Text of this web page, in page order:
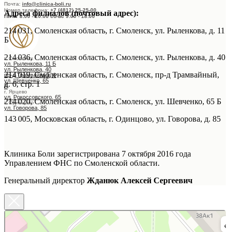
Почта: info@clinica-boli.ru
Номер телефона: +7 (4812) 25-25-00
Пн-пт 8:00 - 20:00 сб-вс 9:00 - 18:00
г. Смоленск
ул. Рыленкова, 11 Б
ул. Рыленкова, 40
пр-д Трамвайный, 6
ул. Шевченко, 65
Б
г. Ярцево
ул. Рокоссовского, 65
г. Одинцово
ул. Говорова, 85
Адреса филиалов (почтовый адрес):
214 031, Смоленская область, г. Смоленск, ул. Рыленкова, д. 11
Б
214 036, Смоленская область, г. Смоленск, ул. Рыленкова, д. 40
​214 019, Смоленская область, г. Смоленск, пр-д Трамвайный,
д. 6, стр. 1
​214 020, Смоленская область, г. Смоленск, ул. Шевченко, 65 Б
143 005, Московская область, г. Одинцово, ул. Говорова, д. 85
Клиника Боли зарегистрирована 7 октября 2016 года
Управлением ФНС по Смоленской области.
Генеральный директор Жданюк Алексей Сергеевич
Клиника Боли
Медцентр, клиника в Смоленске
Пластическая хирургия в Смоленске